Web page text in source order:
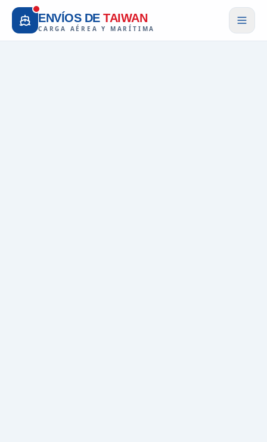
ENVÍOS DE TAIWAN
CARGA AÉREA Y MARÍTIMA